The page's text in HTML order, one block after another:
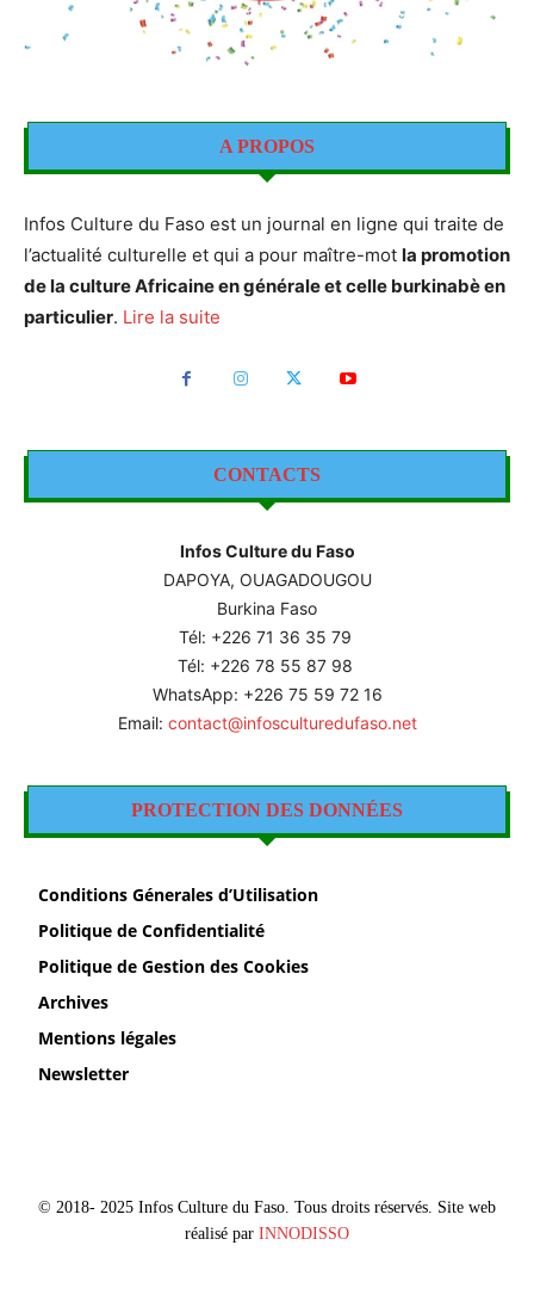
A PROPOS
Infos Culture du Faso est un journal en ligne qui traite de
l’actualité culturelle et qui a pour maître-mot la promotion
de la culture Africaine en générale et celle burkinabè en
particulier. Lire la suite
CONTACTS
Infos Culture du Faso
DAPOYA, OUAGADOUGOU
Burkina Faso
Tél: +226 71 36 35 79
Tél: +226 78 55 87 98
WhatsApp: +226 75 59 72 16
Email: contact@infosculturedufaso.net
PROTECTION DES DONNÉES
Conditions Génerales d’Utilisation
Politique de Confidentialité
Politique de Gestion des Cookies
Archives
Mentions légales
Newsletter
© 2018- 2025 Infos Culture du Faso. Tous droits réservés. Site web
réalisé par INNODISSO